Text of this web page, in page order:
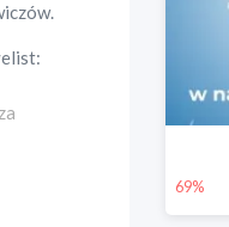
:
69%